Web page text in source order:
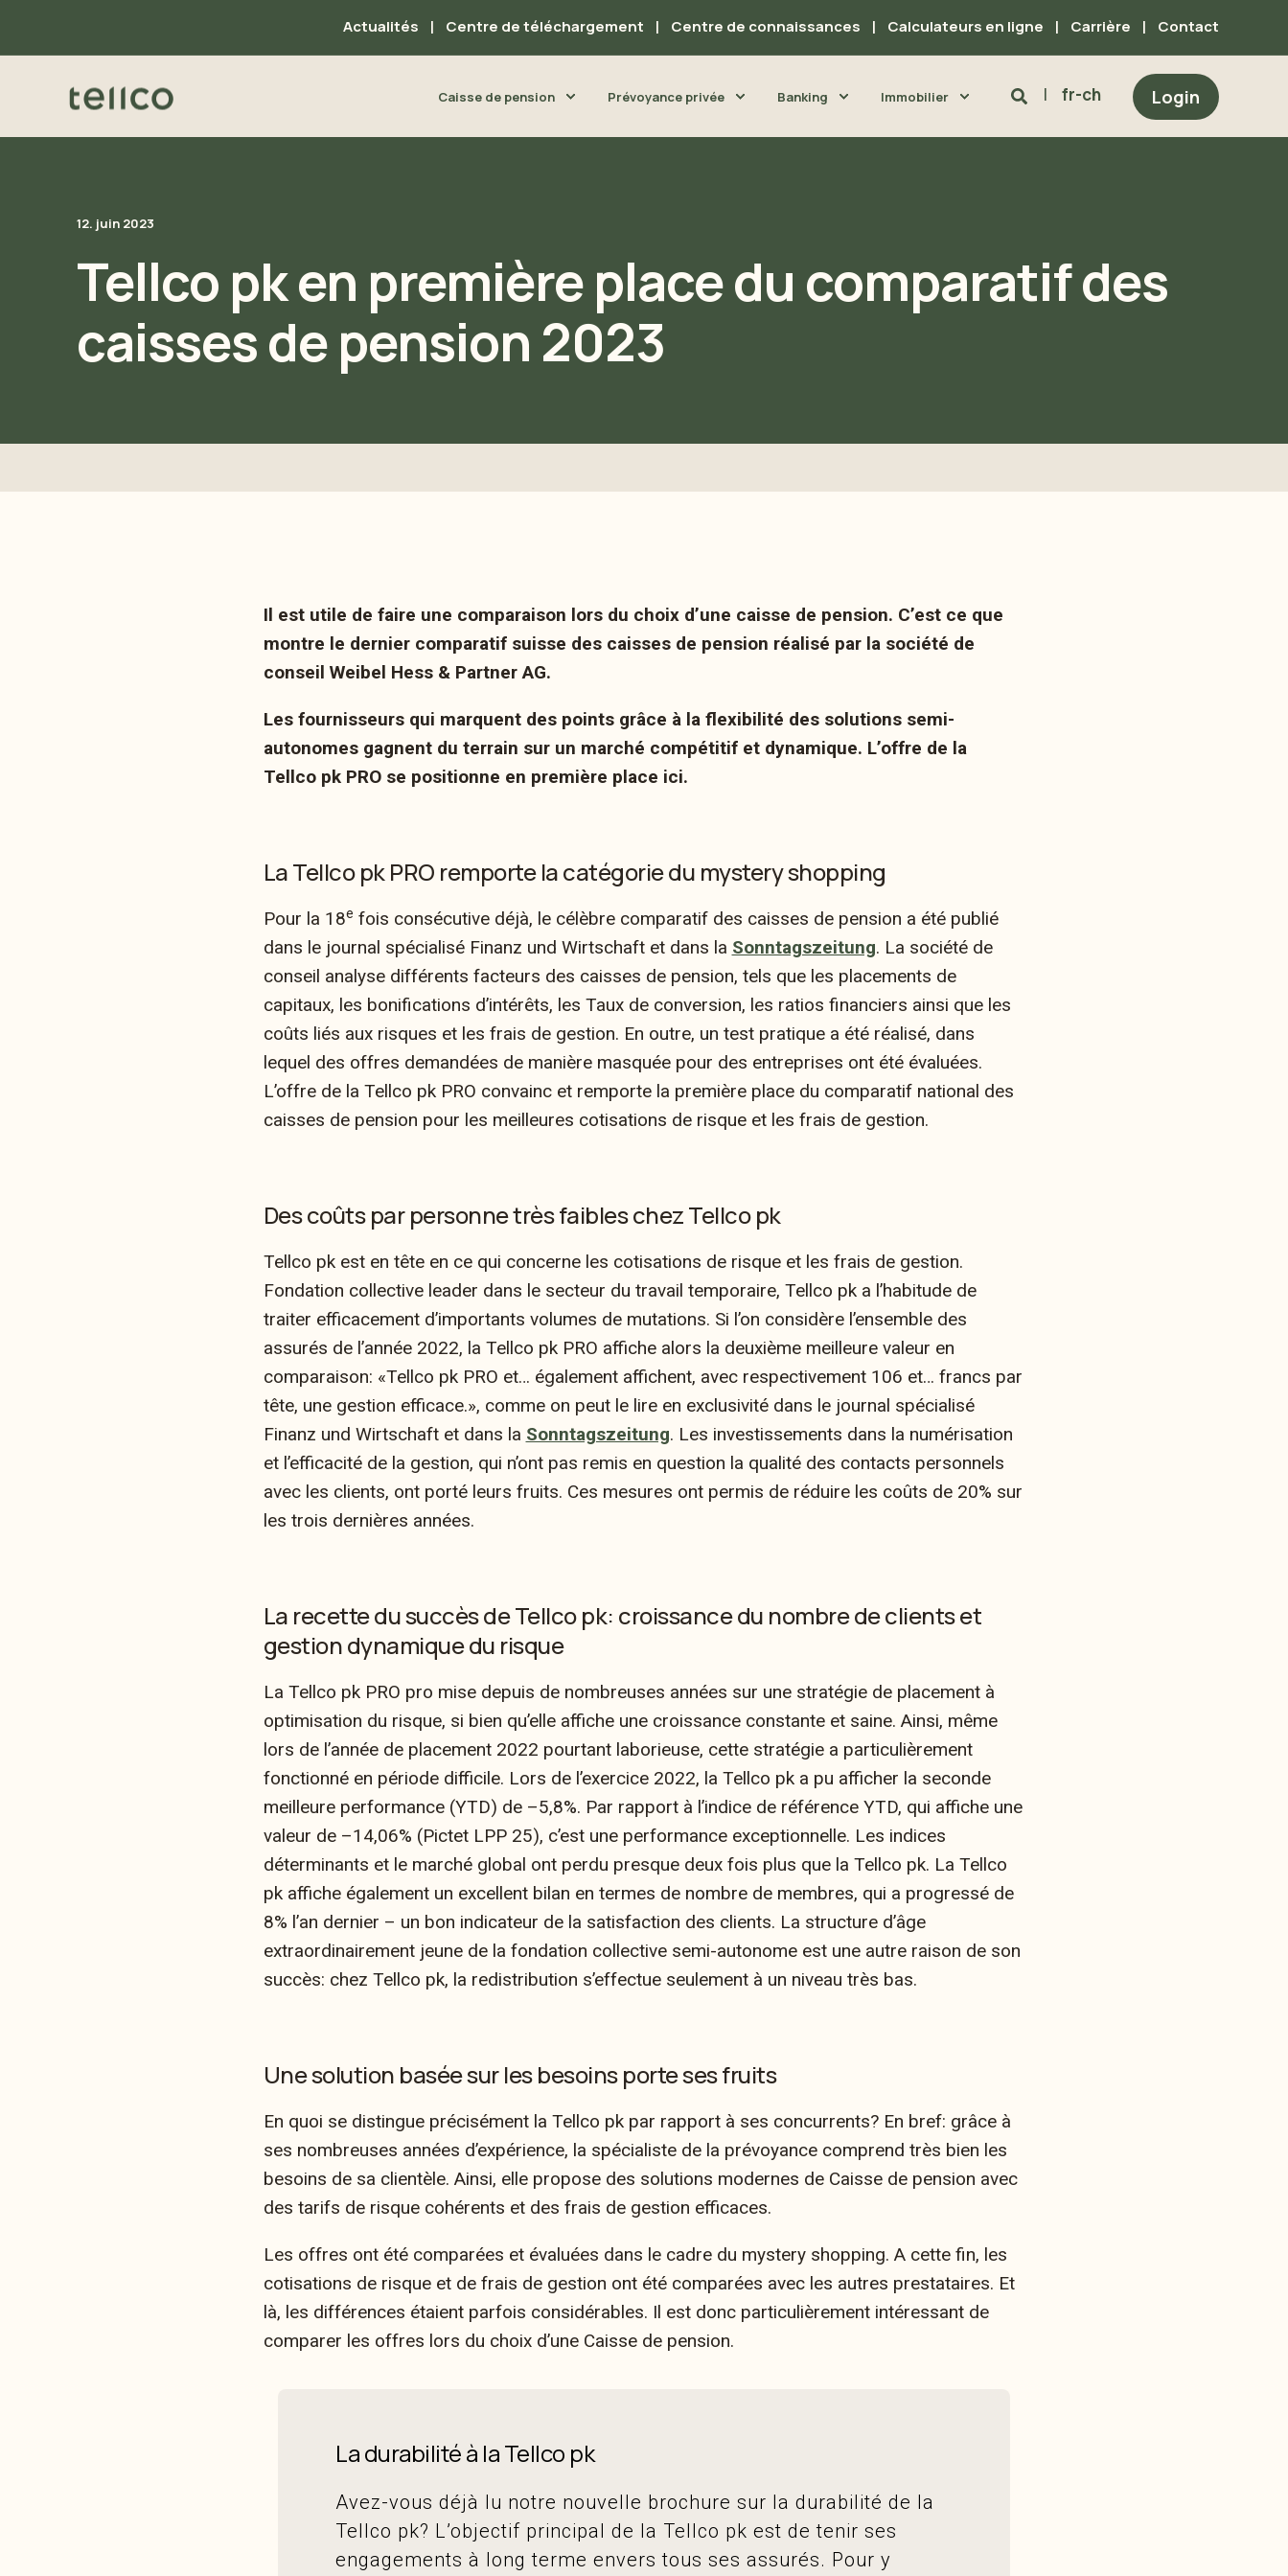
Actualités Centre de téléchargement Centre de connaissances Calculateurs en ligne Carrière Contact
Caisse de pension Prévoyance privée Banking Immobilier fr-ch Login
12. juin 2023
Tellco pk en première place du comparatif des
caisses de pension 2023
Il est utile de faire une comparaison lors du choix d’une caisse de pension. C’est ce que
montre le dernier comparatif suisse des caisses de pension réalisé par la société de
conseil Weibel Hess & Partner AG.
Les fournisseurs qui marquent des points grâce à la flexibilité des solutions semi-
autonomes gagnent du terrain sur un marché compétitif et dynamique. L’offre de la
Tellco pk PRO se positionne en première place ici.
La Tellco pk PRO remporte la catégorie du mystery shopping
Pour la 18e fois consécutive déjà, le célèbre comparatif des caisses de pension a été publié
dans le journal spécialisé Finanz und Wirtschaft et dans la Sonntagszeitung. La société de
conseil analyse différents facteurs des caisses de pension, tels que les placements de
capitaux, les bonifications d’intérêts, les Taux de conversion, les ratios financiers ainsi que les
coûts liés aux risques et les frais de gestion. En outre, un test pratique a été réalisé, dans
lequel des offres demandées de manière masquée pour des entreprises ont été évaluées.
L’offre de la Tellco pk PRO convainc et remporte la première place du comparatif national des
caisses de pension pour les meilleures cotisations de risque et les frais de gestion.
Des coûts par personne très faibles chez Tellco pk
Tellco pk est en tête en ce qui concerne les cotisations de risque et les frais de gestion.
Fondation collective leader dans le secteur du travail temporaire, Tellco pk a l’habitude de
traiter efficacement d’importants volumes de mutations. Si l’on considère l’ensemble des
assurés de l’année 2022, la Tellco pk PRO affiche alors la deuxième meilleure valeur en
comparaison: «Tellco pk PRO et… également affichent, avec respectivement 106 et… francs par
tête, une gestion efficace.», comme on peut le lire en exclusivité dans le journal spécialisé
Finanz und Wirtschaft et dans la Sonntagszeitung. Les investissements dans la numérisation
et l’efficacité de la gestion, qui n’ont pas remis en question la qualité des contacts personnels
avec les clients, ont porté leurs fruits. Ces mesures ont permis de réduire les coûts de 20% sur
les trois dernières années.
La recette du succès de Tellco pk: croissance du nombre de clients et
gestion dynamique du risque
La Tellco pk PRO pro mise depuis de nombreuses années sur une stratégie de placement à
optimisation du risque, si bien qu’elle affiche une croissance constante et saine. Ainsi, même
lors de l’année de placement 2022 pourtant laborieuse, cette stratégie a particulièrement
fonctionné en période difficile. Lors de l’exercice 2022, la Tellco pk a pu afficher la seconde
meilleure performance (YTD) de –5,8%. Par rapport à l’indice de référence YTD, qui affiche une
valeur de –14,06% (Pictet LPP 25), c’est une performance exceptionnelle. Les indices
déterminants et le marché global ont perdu presque deux fois plus que la Tellco pk. La Tellco
pk affiche également un excellent bilan en termes de nombre de membres, qui a progressé de
8% l’an dernier – un bon indicateur de la satisfaction des clients. La structure d’âge
extraordinairement jeune de la fondation collective semi-autonome est une autre raison de son
succès: chez Tellco pk, la redistribution s’effectue seulement à un niveau très bas.
Une solution basée sur les besoins porte ses fruits
En quoi se distingue précisément la Tellco pk par rapport à ses concurrents? En bref: grâce à
ses nombreuses années d’expérience, la spécialiste de la prévoyance comprend très bien les
besoins de sa clientèle. Ainsi, elle propose des solutions modernes de Caisse de pension avec
des tarifs de risque cohérents et des frais de gestion efficaces.
Les offres ont été comparées et évaluées dans le cadre du mystery shopping. A cette fin, les
cotisations de risque et de frais de gestion ont été comparées avec les autres prestataires. Et
là, les différences étaient parfois considérables. Il est donc particulièrement intéressant de
comparer les offres lors du choix d’une Caisse de pension.
La durabilité à la Tellco pk
Avez-vous déjà lu notre nouvelle brochure sur la durabilité de la
Tellco pk? L’objectif principal de la Tellco pk est de tenir ses
engagements à long terme envers tous ses assurés. Pour y